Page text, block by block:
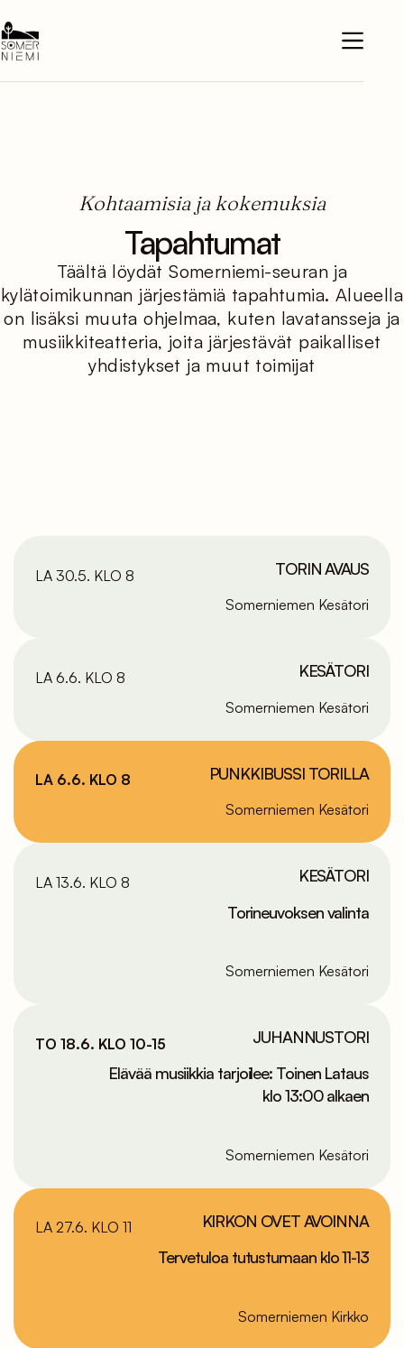
to
content
Kohtaamisia ja kokemuksia
Tapahtumat
Täältä löydät Somerniemi-seuran ja
kylätoimikunnan järjestämiä tapahtumia. Alueella
on lisäksi muuta ohjelmaa, kuten lavatansseja ja
musiikkiteatteria, joita järjestävät paikalliset
yhdistykset ja muut toimijat
LA 30.5. KLO 8 TORIN AVAUS
Somerniemen Kesätori
LA 6.6. KLO 8 KESÄTORI
Somerniemen Kesätori
LA 6.6. KLO 8 PUNKKIBUSSI TORILLA
Somerniemen Kesätori
LA 13.6. KLO 8
KESÄTORI
Torineuvoksen valinta
Somerniemen Kesätori
TO 18.6. KLO 10-15
JUHANNUSTORI
Elävää musiikkia tarjoilee: Toinen Lataus
klo 13:00 alkaen
Somerniemen Kesätori
LA 27.6. KLO 11
KIRKON OVET AVOINNA
Tervetuloa tutustumaan klo 11-13
Somerniemen Kirkko